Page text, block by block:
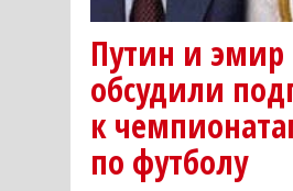
Путин и эмир
обсудили
к
по футболу